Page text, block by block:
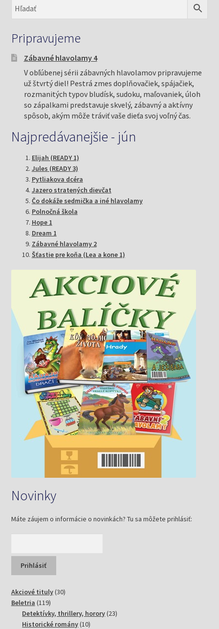
Pripravujeme
Zábavné hlavolamy 4
V obľúbenej sérii zábavných hlavolamov pripravujeme
už štvrtý diel! Pestrá zmes doplňovačiek, spájačiek,
rozmanitých typov bludísk, sudoku, maľovaniek, úloh
so zápalkami predstavuje skvelý, zábavný a aktívny
spôsob, akým môže tráviť vaše dieťa svoj voľný čas.
Najpredávanejšie - jún
Elijah (READY 1)
Jules (READY 3)
Pytliakova dcéra
Jazero stratených dievčat
Čo dokáže sedmička a iné hlavolamy
Polnočná škola
Hope 1
Dream 1
Zábavné hlavolamy 2
Šťastie pre koňa (Lea a kone 1)
Novinky
Máte záujem o informácie o novinkách? Tu sa môžete prihlásiť:
Akciové tituly 3030
Beletria 119119
produktov
Detektívky, thrillery, horory 2323
Historické romány 1010